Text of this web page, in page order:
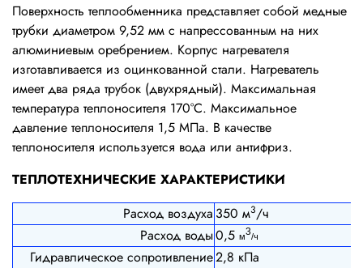
Поверхность теплообменника представляет собой медные
трубки диаметром 9,52 мм с напрессованным на них
алюминиевым оребрением. Корпус нагревателя
изготавливается из оцинкованной стали. Нагреватель
имеет два ряда трубок (двухрядный). Максимальная
температура теплоносителя 170°С. Максимальное
давление теплоносителя 1,5 МПа. В качестве
теплоносителя используется вода или антифриз.
ТЕПЛОТЕХНИЧЕСКИЕ ХАРАКТЕРИСТИКИ
Расход воздуха 350 м3/ч
Расход воды0,5 м3/ч
Гидравлическое сопротивление2,8 кПа